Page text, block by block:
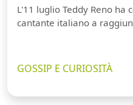
L'11 luglio Teddy Reno ha
cantante italiano a
GOSSIP E CURIOSITÀ